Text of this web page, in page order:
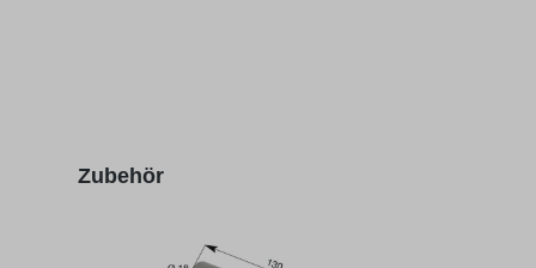
Produktgalerie überspringen
Zubehör